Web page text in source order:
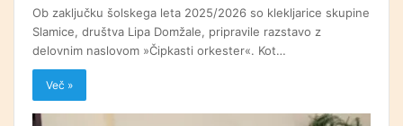
Ob zaključku šolskega leta 2025/2026 so klekljarice skupine
Slamice, društva Lipa Domžale, pripravile razstavo z
delovnim naslovom »Čipkasti orkester«. Kot…
Več »